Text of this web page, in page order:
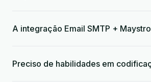
A integração Email SMTP +
Preciso de habilidades em